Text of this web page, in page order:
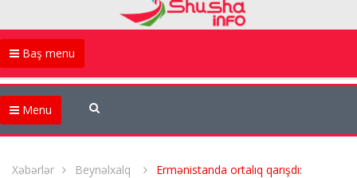
Baş menu
Menu
Xəbərlər Beynəlxalq
Ermənistanda ortalıq qarışdı: